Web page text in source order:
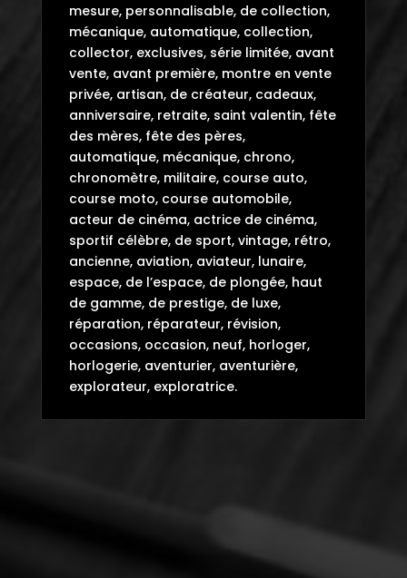
mesure, personnalisable, de collection,
mécanique, automatique, collection,
collector, exclusives, série limitée, avant
vente, avant première, montre en vente
privée, artisan, de créateur, cadeaux,
anniversaire, retraite, saint valentin, fête
des mères, fête des pères,
automatique, mécanique, chrono,
chronomètre, militaire, course auto,
course moto, course automobile,
acteur de cinéma, actrice de cinéma,
sportif célèbre, de sport, vintage, rétro,
ancienne, aviation, aviateur, lunaire,
espace, de l’espace, de plongée, haut
de gamme, de prestige, de luxe,
réparation, réparateur, révision,
occasions, occasion, neuf, horloger,
horlogerie, aventurier, aventurière,
explorateur, exploratrice.